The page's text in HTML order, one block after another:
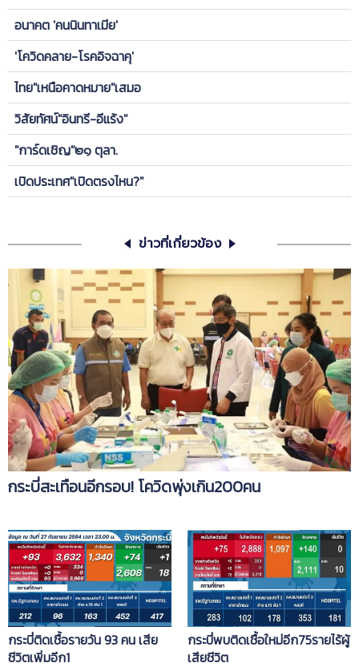
อนาคต 'คนนินทาเมีย'
'โควิดคลาย-โรคอิจฉาคุ'
ไทย"เหนือคาดหมาย"เสมอ
วิสัยทัศน์"อินทรี-อีแร้ง"
"การ์ดเชิญ"๒๑ ตุลา.
เปิดประเทศ"เปิดตรงไหน?"
ข่าวที่เกี่ยวข้อง
กระบี่สะเทือนอีกรอบ! โควิดพุ่งเกิน200คน
กระบี่ติดเชื้อรายวัน 93 คน เสีย
ชีวิตเพิ่มอีก1
กระบี่พบติดเชื้อใหม่อีก75รายไร้ผู้
เสียชีวิต